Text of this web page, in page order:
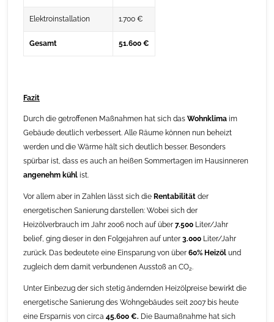
Elektroinstallation 1.700 €
Gesamt 51.600 €
Fazit
Durch die getroffenen Maßnahmen hat sich dasWohnklima im
Gebäude deutlich verbessert. Alle Räume können nun beheizt
werden und die Wärme hält sich deutlich besser. Besonders
spürbar ist, dass es auch an heißen Sommertagen im Hausinneren
angenehm kühl ist.
Vor allem aber in Zahlen lässt sich die Rentabilität der
energetischen Sanierung darstellen: Wobei sich der
Heizölverbrauch im Jahr 2006 noch auf über7.500 Liter/Jahr
belief, ging dieser in den Folgejahren auf unter3.000 Liter/Jahr
zurück. Das bedeutete eine Einsparung von über60% Heizöl und
zugleich dem damit verbundenen Ausstoß an CO2.
Unter Einbezug der sich stetig ändernden Heizölpreise bewirkt die
energetische Sanierung des Wohngebäudes seit 2007 bis heute
eine Ersparnis von circa45.600 €. Die Baumaßnahme hat sich